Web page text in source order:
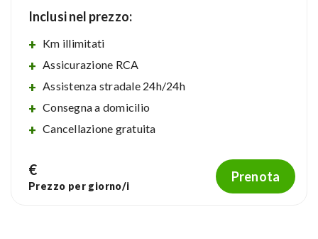
Inclusi nel prezzo:
Km illimitati
Assicurazione RCA
Assistenza stradale 24h/24h
Consegna a domicilio
Cancellazione gratuita
€
Prezzo per giorno/i
Prenota